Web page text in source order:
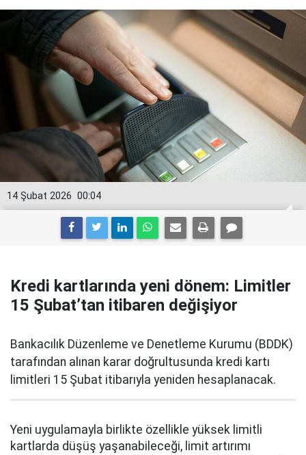
00:04
14 Şubat 2026
Kredi kartlarında yeni dönem: Limitler
15 Şubat’tan itibaren değişiyor
Bankacılık Düzenleme ve Denetleme Kurumu (BDDK)
tarafından alınan karar doğrultusunda kredi kartı
limitleri 15 Şubat itibarıyla yeniden hesaplanacak.
Yeni uygulamayla birlikte özellikle yüksek limitli
kartlarda düşüş yaşanabileceği, limit artırımı